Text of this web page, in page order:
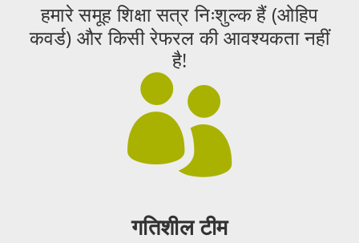
हमारे समूह शिक्षा सत्र निःशुल्क हैं (ओहिप
कवर्ड) और किसी रेफरल की आवश्यकता नहीं
है!

गतिशील टीम